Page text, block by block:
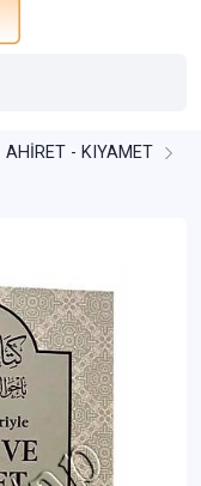
AHİRET - KIYAMET